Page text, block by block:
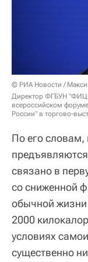
© РИА Новости /
Директор ФГБУН "ФИЦ
всероссийском
России" в торгово-
По его словам,
связано в
со сниженной
обычной жизни
2000
условиях
существенно